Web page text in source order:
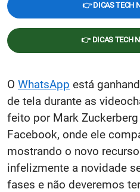
👉 DICAS TECH
👉 DICAS TECH
O WhatsApp está
de tela durante as
feito por Mark
Facebook, onde ele
mostrando o novo
infelizmente a novidade
fases e não deveremos